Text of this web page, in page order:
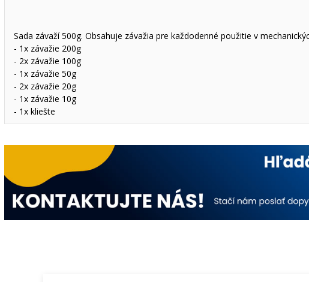
Sada závaží 500g. Obsahuje závažia pre každodenné použitie v
- 1x závažie 200g
- 2x závažie 100g
- 1x závažie 50g
- 2x závažie 20g
- 1x závažie 10g
- 1x kliešte